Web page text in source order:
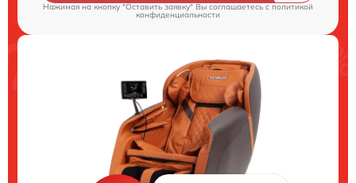
Нажимая на кнопку "Оставить заявку" Вы соглашаетесь cполитикой
конфиденциальности